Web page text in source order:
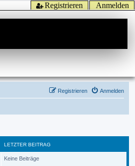
Anmelden
Registrieren
Anmelden
Registrieren
LETZTER BEITRAG
Keine Beiträge